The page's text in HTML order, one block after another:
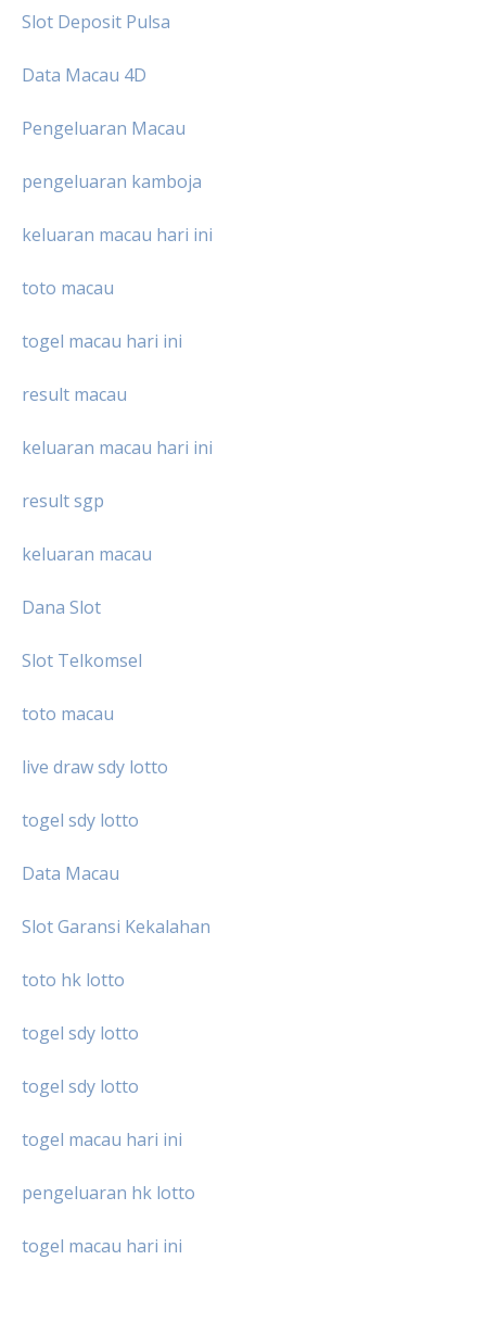
Slot Deposit Pulsa
Data Macau 4D
Pengeluaran Macau
pengeluaran kamboja
keluaran macau hari ini
toto macau
togel macau hari ini
result macau
keluaran macau hari ini
result sgp
keluaran macau
Dana Slot
Slot Telkomsel
toto macau
live draw sdy lotto
togel sdy lotto
Data Macau
Slot Garansi Kekalahan
toto hk lotto
togel sdy lotto
togel sdy lotto
togel macau hari ini
pengeluaran hk lotto
togel macau hari ini